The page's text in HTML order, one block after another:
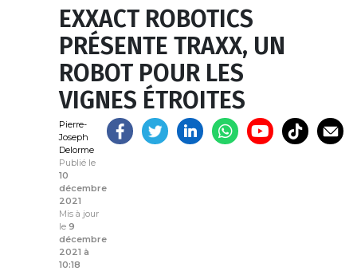
EXXACT ROBOTICS
PRÉSENTE TRAXX, UN
ROBOT POUR LES
VIGNES ÉTROITES
Pierre-
Joseph
Delorme
Publié le
10
décembre
2021
Mis à jour
le 9
décembre
2021 à
10:18